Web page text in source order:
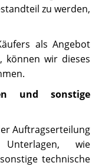
zu werden,
als Angebot
können wir dieses
und sonstige
Auftragserteilung
wie
technische